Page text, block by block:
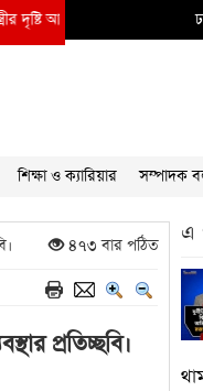
বি আই ডব্লুভিইউ-তে
শিক্ষা ও ক্যারিয়ার সম্পাদক
৪৭৩ বার পঠিত
প্রতিচ্ছবি।
এ